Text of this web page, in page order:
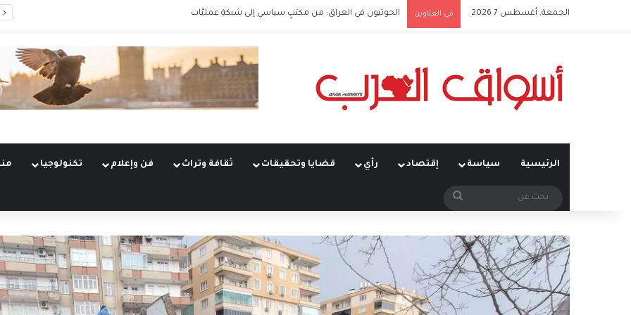
الجمعة, أغسطس 7 2026 في العناوين الحوثيون في العراق: من مكتبٍ سياسي إلى شبكةِ عمليّات
الرئيسية سياسة إقتصاد رأي قضايا وتحقيقات ثقافة وتراث فن وإعلام تكنولوجيا
بحث